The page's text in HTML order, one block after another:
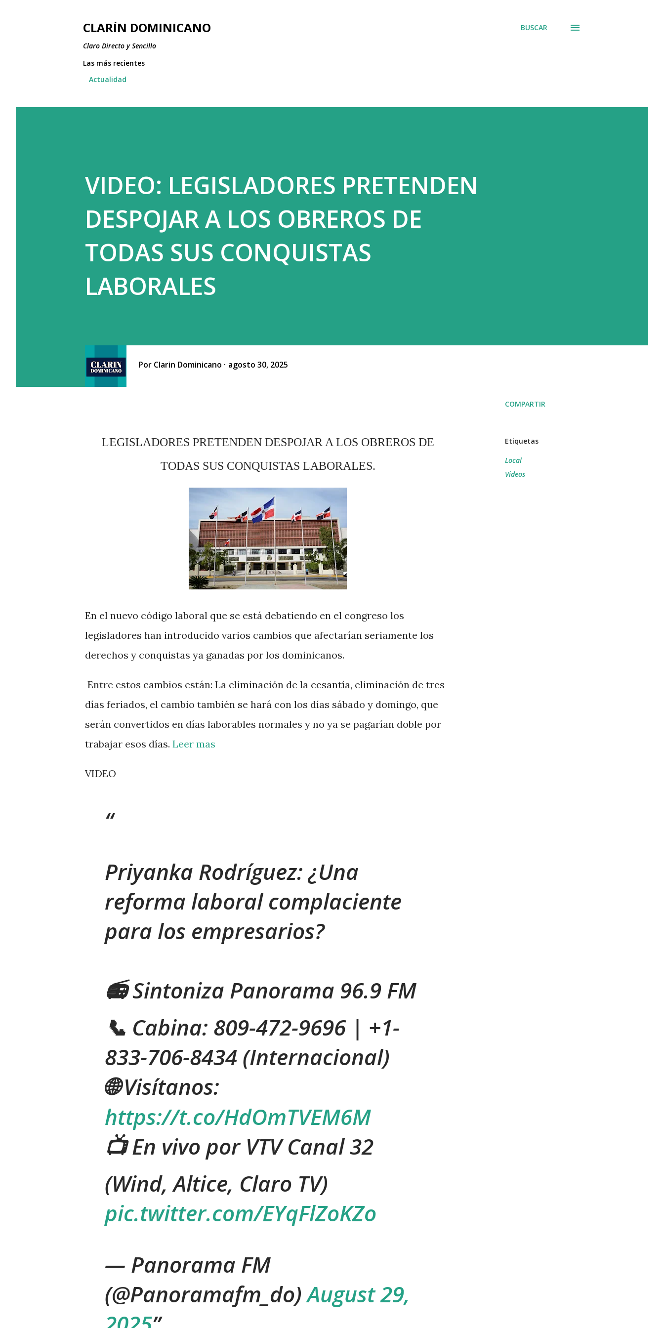
CLARÍN DOMINICANO
Claro Directo y Sencillo
BUSCAR
Las más recientes
Actualidad
VIDEO: LEGISLADORES PRETENDEN
DESPOJAR A LOS OBREROS DE
TODAS SUS CONQUISTAS
LABORALES
Por Clarin Dominicano agosto 30, 2025
LEGISLADORES PRETENDEN DESPOJAR A LOS OBREROS DE
TODAS SUS CONQUISTAS LABORALES.
En el nuevo código laboral que se está debatiendo en el congreso los
legisladores han introducido varios cambios que afectarían seriamente los
derechos y conquistas ya ganadas por los dominicanos.
Entre estos cambios están: La eliminación de la cesantía, eliminación de tres
días feriados, el cambio también se hará con los días sábado y domingo, que
serán convertidos en días laborables normales y no ya se pagarían doble por
trabajar esos días. Leer mas
VIDEO
Priyanka Rodríguez: ¿Una
reforma laboral complaciente
para los empresarios?
📻 Sintoniza Panorama 96.9 FM
📞 Cabina: 809-472-9696 | +1-
833-706-8434 (Internacional)
🌐 Visítanos:
https://t.co/HdOmTVEM6M
📺 En vivo por VTV Canal 32
(Wind, Altice, Claro TV)
pic.twitter.com/EYqFlZoKZo
— Panorama FM
(@Panoramafm_do)August 29,
COMPARTIR
Etiquetas
Local
Videos